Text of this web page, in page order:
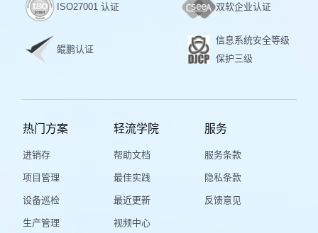
ISO27001 认证 双软企业认证
鲲鹏认证
信息系统安全等级
保护三级
热门方案
进销存
项目管理
设备巡检
生产管理
轻流学院
帮助文档
最佳实践
最近更新
视频中心
服务
服务条款
隐私条款
反馈意见